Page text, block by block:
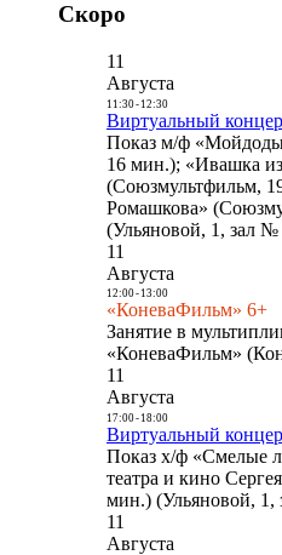
Скоро
11
Августа
11:30- 12:30
Виртуальный
Показ м/ф
16 мин.); «Ивашка
(Союзмультфильм,
Ромашкова»
(Ульяновой, 1, зал №
11
Августа
12:00- 13:00
«КоневаФильм» 6+
Занятие в
«КоневаФильм»
11
Августа
17:00- 18:00
Виртуальный
Показ х/ф «Смелые
театра и кино
мин.) (Ульяновой, 1,
11
Августа